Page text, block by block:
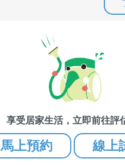
享受居家生活，立即前往評
馬上預約 線上